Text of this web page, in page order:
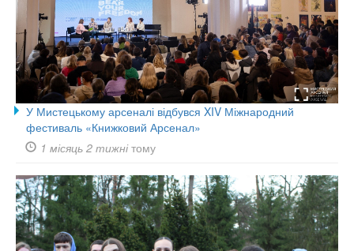
У Мистецькому арсеналі відбувся XIV Міжнародний
фестиваль «Книжковий Арсенал»
1 місяць 2 тижнітому